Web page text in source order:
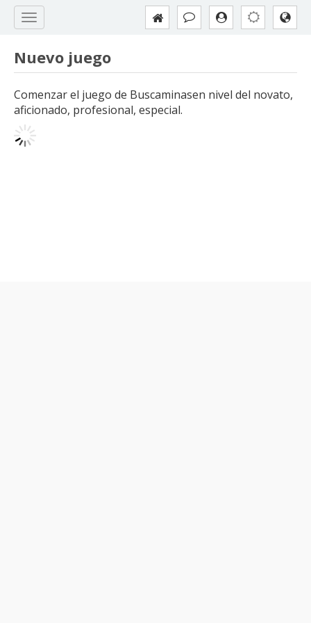
Nuevo juego
Comenzar el juego de Buscaminasen nivel del novato,
aficionado, profesional, especial.